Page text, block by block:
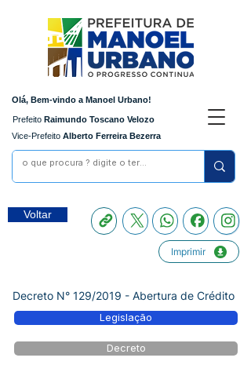
Olá, Bem-vindo a Manoel Urbano!
Prefeito Raimundo Toscano Velozo
Vice-Prefeito Alberto Ferreira Bezerra
Voltar
Imprimir
Decreto N° 129/2019 - Abertura de Crédito
Legislação
Decreto